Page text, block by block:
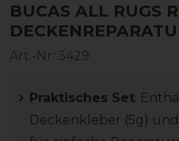
BUCAS ALL RUGS
Art.-Nr: 3429
Praktisches Set:
Deckenkleber (5g)